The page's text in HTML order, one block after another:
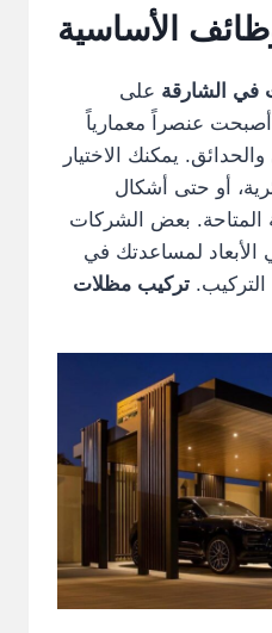
الأساسية
في الشارقة على
عنصراً معمارياً
يمكنك الاختيار
أو حتى أشكال
بعض الشركات
لمساعدتك في
تركيب مظلات